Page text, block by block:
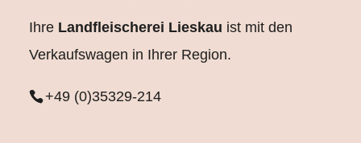
Ihre Landfleischerei Lieskau ist mit den
Verkaufswagen in Ihrer Region.
+49 (0)35329-214